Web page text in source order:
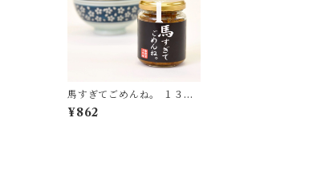
馬すぎてごめんね。 １３０
g
¥862